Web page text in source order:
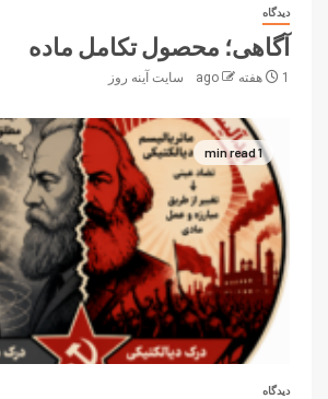
دیدگاه
آگاهی؛ محصول تکامل ماده
1 هفته ago سایت آینه‌ روز
1 min read
دیدگاه